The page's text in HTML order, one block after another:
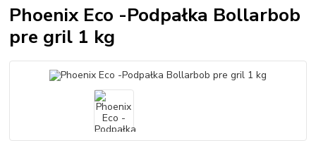
Phoenix Eco -Podpałka Bollarbob
pre gril 1 kg